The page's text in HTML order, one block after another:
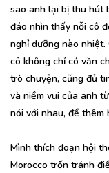
sao anh lại bị thu hút
đáo nhìn thấy nỗi cô
nghỉ dưỡng nào
cô không chỉ có văn
trò chuyện, cũng đủ
và niềm vui của anh
nói với nhau, để thêm
Mình thích đoạn hội
Morocco trốn tránh